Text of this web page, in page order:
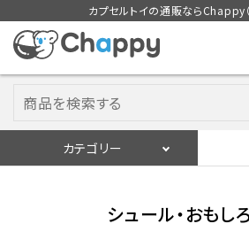
カプセルトイの通販ならChappy（
カテゴリー
シュール・おもし